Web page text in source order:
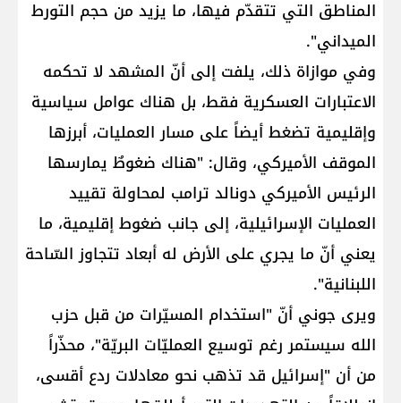
المناطق التي تتقدّم فيها، ما يزيد من حجم التورط
الميداني".
وفي موازاة ذلك، يلفت إلى أنّ المشهد لا تحكمه
الاعتبارات العسكرية فقط، بل هناك عوامل سياسية
وإقليمية تضغط أيضاً على مسار العمليات، أبرزها
الموقف الأميركي، وقال: "هناك ضغوطٌ يمارسها
الرئيس الأميركي دونالد ترامب لمحاولة تقييد
العمليات الإسرائيلية، إلى جانب ضغوط إقليمية، ما
يعني أنّ ما يجري على الأرض له أبعاد تتجاوز السّاحة
اللبنانية".
ويرى جوني أنّ "استخدام المسيّرات من قبل حزب
الله سيستمر رغم توسيع العمليّات البريّة"، محذّراً
من أن "إسرائيل قد تذهب نحو معادلات ردع أقسى،